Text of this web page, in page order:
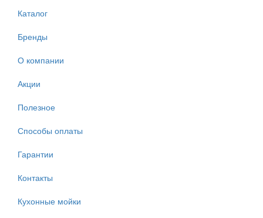
Каталог
Бренды
О компании
Акции
Полезное
Способы оплаты
Гарантии
Контакты
Кухонные мойки